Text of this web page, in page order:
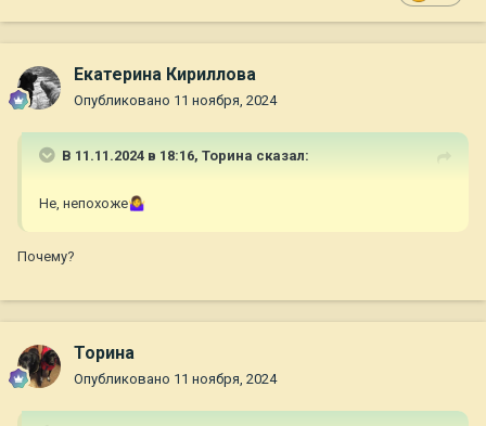
Екатерина Кириллова
Опубликовано 11 ноября, 2024
В 11.11.2024 в 18:16, Торина сказал:
Не, непохоже🤷‍♀️
Почему?
Торина
Опубликовано 11 ноября, 2024